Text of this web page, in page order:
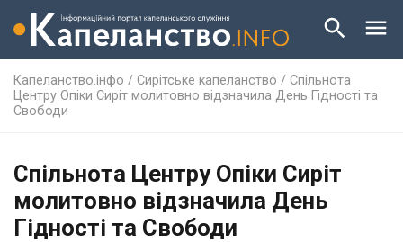
Капеланство.інфо / Сирітське капеланство / Спільнота
Центру Опіки Сиріт молитовно відзначила День Гідності та
Свободи
Спільнота Центру Опіки Сиріт
молитовно відзначила День
Гідності та Свободи